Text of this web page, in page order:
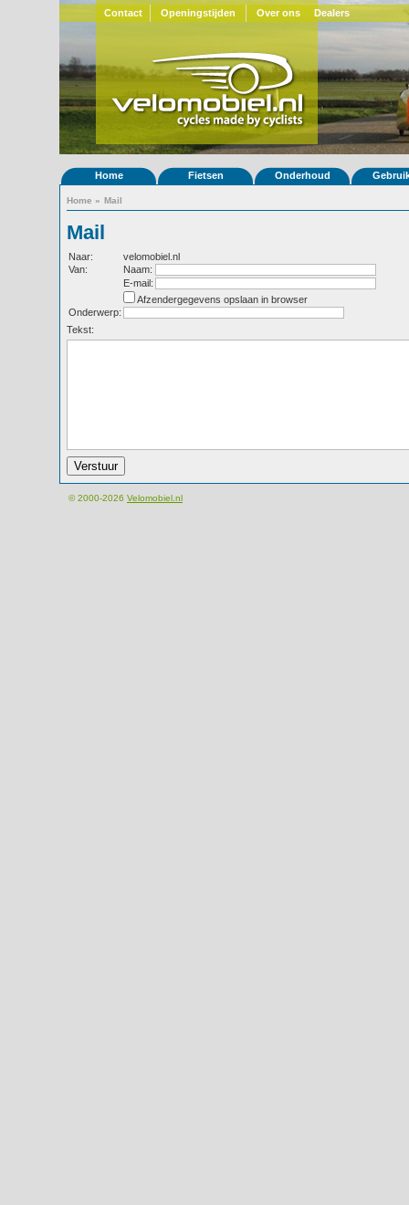
Contact Openingstijden Over ons Dealers
Home Fietsen Onderhoud
Home » Mail
Mail
Naar:
velomobiel.nl
Van:
Naam:
E-mail:
Afzendergegevens opslaan in browser
Onderwerp:
Tekst:
© 2000-2026 Velomobiel.nl